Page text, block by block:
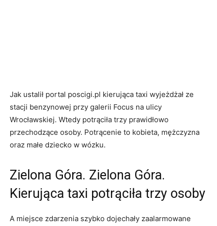
Jak ustalił portal poscigi.pl kierująca taxi wyjeżdżał ze
stacji benzynowej przy galerii Focus na ulicy
Wrocławskiej. Wtedy potrąciła trzy prawidłowo
przechodzące osoby. Potrącenie to kobieta, mężczyzna
oraz małe dziecko w wózku.
Zielona Góra. Zielona Góra.
Kierująca taxi potrąciła trzy osoby
A miejsce zdarzenia szybko dojechały zaalarmowane